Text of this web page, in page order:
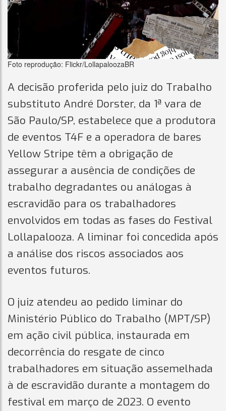
Foto reprodução: Flickr/LollapaloozaBR
A decisão proferida pelo juiz do Trabalho
substituto André Dorster, da 1ª vara de
São Paulo/SP, estabelece que a produtora
de eventos T4F e a operadora de bares
Yellow Stripe têm a obrigação de
assegurar a ausência de condições de
trabalho degradantes ou análogas à
escravidão para os trabalhadores
envolvidos em todas as fases do Festival
Lollapalooza. A liminar foi concedida após
a análise dos riscos associados aos
eventos futuros.
O juiz atendeu ao pedido liminar do
Ministério Público do Trabalho (MPT/SP)
em ação civil pública, instaurada em
decorrência do resgate de cinco
trabalhadores em situação assemelhada
à de escravidão durante a montagem do
festival em março de 2023. O evento